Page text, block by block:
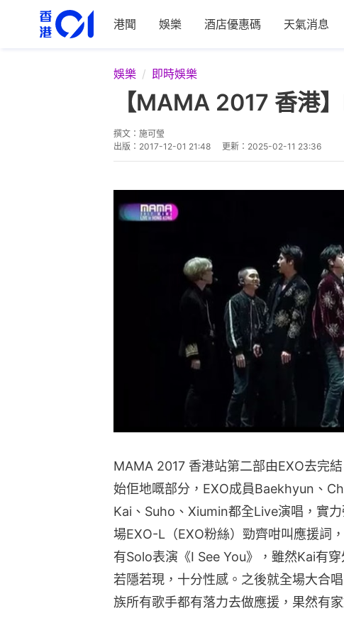
港聞 娛樂 酒店優惠碼 天氣消息
娛樂 即時娛樂
【MAMA 2017 香港
撰文： 施可瑩
出版： 2017-12-01 21:48 更新： 2025-02-11 23:36
MAMA 2017 香港站第二部由EXO去完
始佢地嘅部分，EXO成員Baekhyun、
Kai、Suho、Xiumin都全Live演唱，實
場EXO-L（EXO粉絲）勁齊咁叫應援詞
有Solo表演《I See You》，雖然Kai有
若隱若現，十分性感。之後就全場大合
族所有歌手都有落力去做應援，果然有家